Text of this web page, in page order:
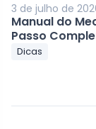
3 de julho de
Manual do
Passo
Dicas